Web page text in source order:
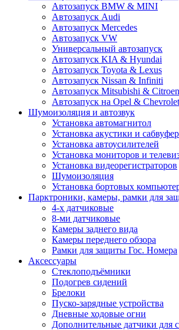
Автозапуск BMW & MINI
Автозапуск Audi
Автозапуск Mercedes
Автозапуск VW
Универсальный автозапуск
Автозапуск KIA & Hyundai
Автозапуск Toyota & Lexus
Автозапуск Nissan & Infiniti
Автозапуск Mitsubishi & Citroen
Автозапуск на Opel & Chevrolet
Шумоизоляция и автозвук
Установка автомагнитол
Установка акустики и
Установка автоусилителей
Установка мониторов и
Установка видеорегистраторов
Шумоизоляция
Установка бортовых
Парктроники, камеры, рамки для
4-х датчиковые
8-ми датчиковые
Камеры заднего вида
Камеры переднего обзора
Рамки для защиты Гос. Номера
Аксессуары
Стеклоподъёмники
Подогрев сидений
Брелоки
Пуско-зарядные устройства
Дневные ходовые огни
Дополнительные датчики для